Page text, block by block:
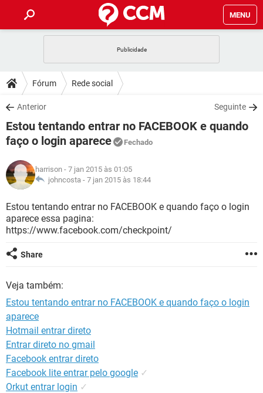
MENU
CELULAR
OUTLOOK
INSTAGRAM GMAIL
GUIA DE COMPRAS
DICAS
JOGOS
OUTLOOK
GUIA DE COMPRAS
DOWNLOADS
JOGOS WHATSAPP
CELULAR FACEBOOK
OUTLOOK
INSTAGRAM
GUIA DE COMPRAS
FÓRUM
CELULAR FACEBOOK
INSTAGRAM
GUIA DE COMPRAS
GLOSSÁRIO
JOGOS
CELULAR FACEBOOK
OUTLOOK EXCEL
INSTAGRAM
Fórum Rede social
Anterior Seguinte
Estou tentando entrar no FACEBOOK e quando
faço o login aparece
Fechado
harrison - 7 jan 2015 às 01:05
johncosta - 7 jan 2015 às 18:44
Estou tentando entrar no FACEBOOK e quando faço o login
aparece essa pagina:
https://www.facebook.com/checkpoint/
Share
Veja também:
Estou tentando entrar no FACEBOOK e quando faço o login
aparece
Hotmail entrar direto
Entrar direto no gmail
Facebook entrar direto
Facebook lite entrar pelo google ✓
Orkut entrar login ✓